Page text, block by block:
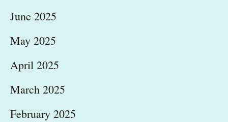
June 2025
May 2025
April 2025
March 2025
February 2025